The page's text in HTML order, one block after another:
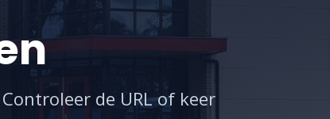
de URL of keer